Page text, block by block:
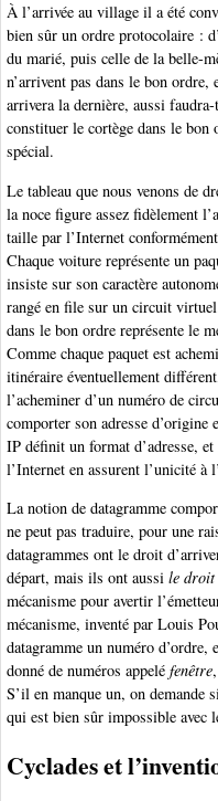
À l’arrivée au village il a été
bien sûr un ordre protocolaire :
du marié, puis celle de la belle-
n’arrivent pas dans le bon
arrivera la dernière, aussi
constituer le cortège dans le bon
spécial.
Le tableau que nous venons de
la noce figure assez fidèlement
taille par l’Internet
Chaque voiture représente un
insiste sur son caractère
rangé en file sur un circuit
dans le bon ordre représente le
Comme chaque paquet est
itinéraire éventuellement
l’acheminer d’un numéro de
comporter son adresse
IP définit un format d’adresse,
l’Internet en assurent l’unicité à
La notion de datagramme
ne peut pas traduire, pour une
datagrammes ont le droit
départ, mais ils ont aussi le droit
mécanisme pour avertir
mécanisme, inventé par Louis
datagramme un numéro
donné de numéros appelé fenêtre
S’il en manque un, on demande
qui est bien sûr impossible avec
Cyclades et